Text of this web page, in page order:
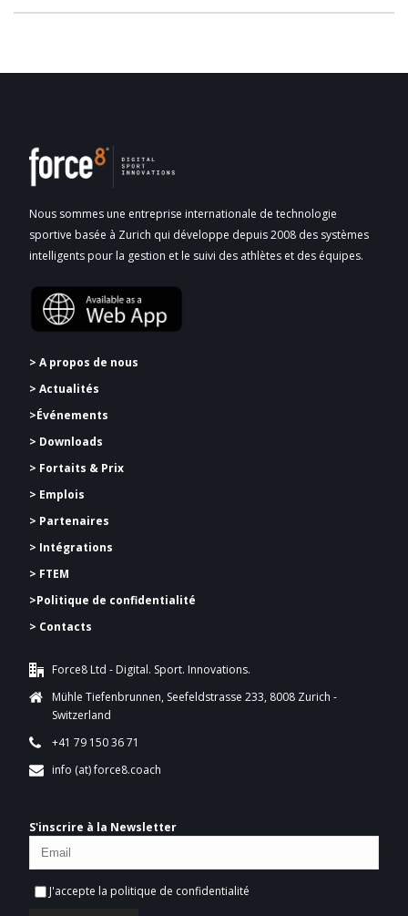
Nous sommes une entreprise internationale de technologie
sportive basée à Zurich qui développe depuis 2008 des systèmes
intelligents pour la gestion et le suivi des athlètes et des équipes.
> A propos de nous
> Actualités
>Événements
> Downloads
> Fortaits & Prix
> Emplois
> Partenaires
> Intégrations
> FTEM
>Politique de confidentialité
> Contacts
Force8 Ltd - Digital. Sport. Innovations.
Mühle Tiefenbrunnen, Seefeldstrasse 233, 8008 Zurich -
Switzerland
+41 79 150 36 71
info (at) force8.coach
S'inscrire à la Newsletter
J'accepte la politique de confidentialité